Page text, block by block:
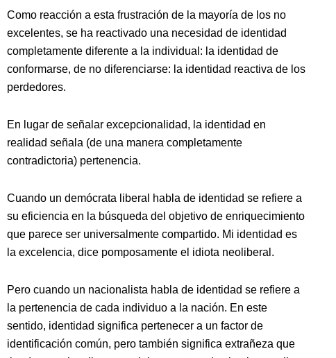
Como reacción a esta frustración de la mayoría de los no
excelentes, se ha reactivado una necesidad de identidad
completamente diferente a la individual: la identidad de
conformarse, de no diferenciarse: la identidad reactiva de los
perdedores.
En lugar de señalar excepcionalidad, la identidad en
realidad señala (de una manera completamente
contradictoria) pertenencia.
Cuando un demócrata liberal habla de identidad se refiere a
su eficiencia en la búsqueda del objetivo de enriquecimiento
que parece ser universalmente compartido. Mi identidad es
la excelencia, dice pomposamente el idiota neoliberal.
Pero cuando un nacionalista habla de identidad se refiere a
la pertenencia de cada individuo a la nación. En este
sentido, identidad significa pertenecer a un factor de
identificación común, pero también significa extrañeza que